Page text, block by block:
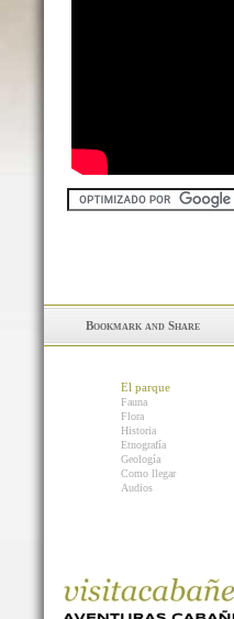
El parque
Fauna
Flora
Historia
Etnografía
Geología
Como llegar
Audios